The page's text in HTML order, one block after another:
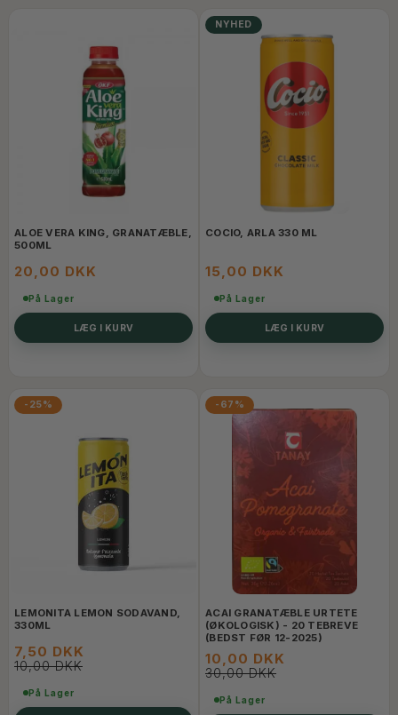
ALOE VERA KING, GRANATÆBLE,
500ML
20,00 DKK
På Lager
LÆG I KURV
NYHED
COCIO, ARLA 330 ML
15,00 DKK
På Lager
LÆG I KURV
-25%
LEMONITA LEMON SODAVAND,
330ML
7,50 DKK
10,00 DKK
På Lager
-67%
ACAI GRANATÆBLE URTETE
(ØKOLOGISK) - 20 TEBREVE
(BEDST FØR 12-2025)
10,00 DKK
30,00 DKK
På Lager